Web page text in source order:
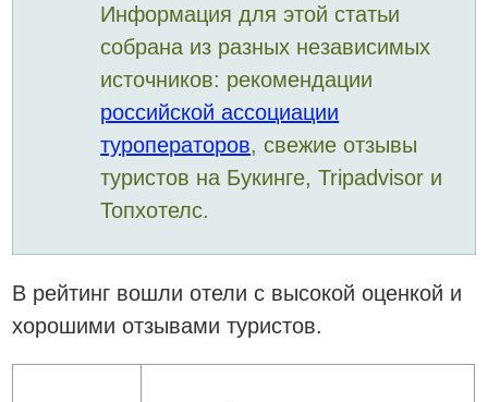
Информация для этой статьи
собрана из разных независимых
источников: рекомендации
российской ассоциации
туроператоров, свежие отзывы
туристов на Букинге, Tripadvisor и
Топхотелс.
В рейтинг вошли отели с высокой оценкой и
хорошими отзывами туристов.